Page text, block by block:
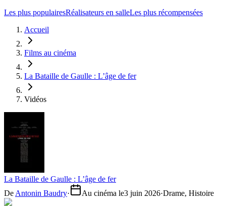
Les plus populairesRéalisateurs en salleLes plus récompensées
Accueil
Films au cinéma
La Bataille de Gaulle : L’âge de fer
Vidéos
La Bataille de Gaulle : L’âge de fer
De Antonin Baudry· Au cinéma le3 juin 2026·Drame, Histoire